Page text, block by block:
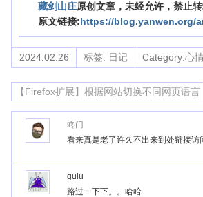
藏剑山庄原创文章，未经允许，禁止转
原文链接:https://blog.yanwen.org/
2024.02.26 标签: 日记 Category:心
【Firefox扩展】根据网站切换不同网页语言
咚门
看来真是老了许久不出来到处链接
gulu
路过一下下。。哈哈